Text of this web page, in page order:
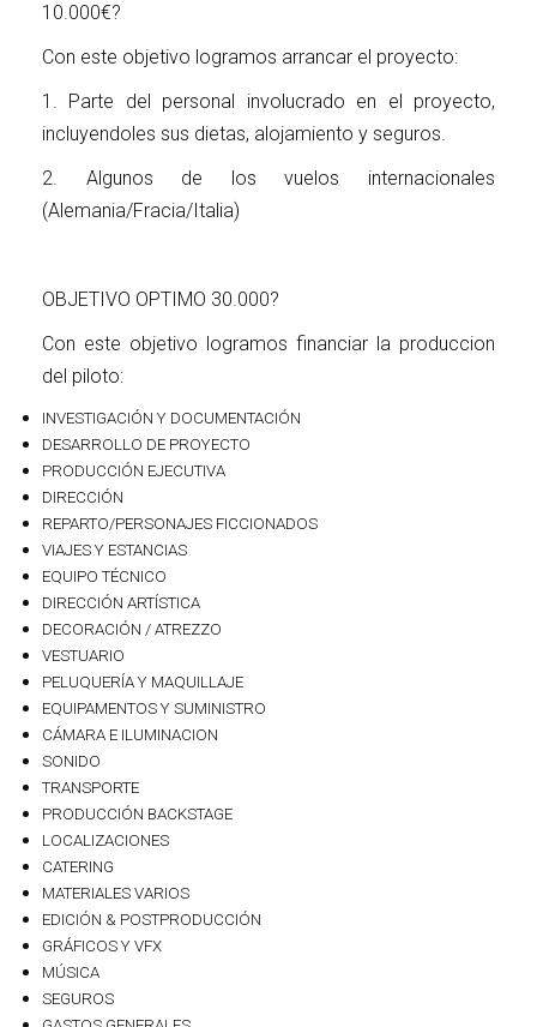
10.000€?
Con este objetivo logramos arrancar el proyecto:
1. Parte del personal involucrado en el proyecto,
incluyendoles sus dietas, alojamiento y seguros.
2. Algunos de los vuelos internacionales
(Alemania/Fracia/Italia)
OBJETIVO OPTIMO 30.000?
Con este objetivo logramos financiar la produccion
del piloto:
INVESTIGACIÓN Y DOCUMENTACIÓN
DESARROLLO DE PROYECTO
PRODUCCIÓN EJECUTIVA
DIRECCIÓN
REPARTO/PERSONAJES FICCIONADOS
VIAJES Y ESTANCIAS
EQUIPO TÉCNICO
DIRECCIÓN ARTÍSTICA
DECORACIÓN / ATREZZO
VESTUARIO
PELUQUERÍA Y MAQUILLAJE
EQUIPAMENTOS Y SUMINISTRO
CÁMARA E ILUMINACION
SONIDO
TRANSPORTE
PRODUCCIÓN BACKSTAGE
LOCALIZACIONES
CATERING
MATERIALES VARIOS
EDICIÓN & POSTPRODUCCIÓN
GRÁFICOS Y VFX
MÚSICA
SEGUROS